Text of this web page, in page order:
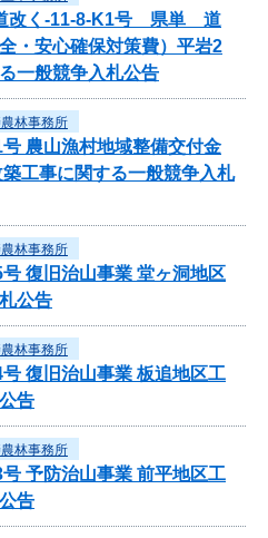
道改く-11-8-K1号 県単 道
・安心確保対策費）平岩2
一般競争入札公告
林事務所
号 農山漁村地域整備交付金
工事に関する一般競争入札
林事務所
号 復旧治山事業 堂ヶ洞地区
公告
林事務所
号 復旧治山事業 板追地区工
告
林事務所
号 予防治山事業 前平地区工
告